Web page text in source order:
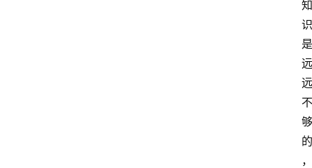
知
识
是
远
远
不
够
的
，